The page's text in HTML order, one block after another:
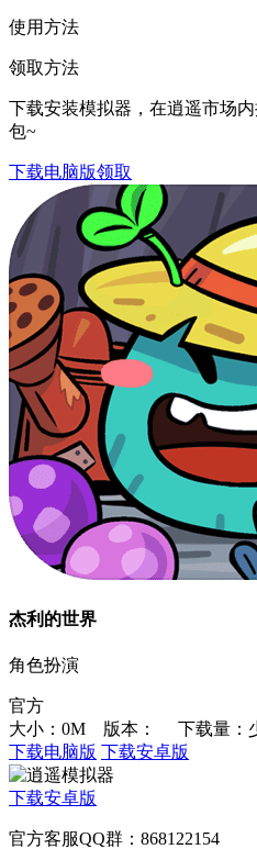
使用方法
领取方法
下载安装模拟器，在逍遥市场
包~
下载电脑版领取
杰利的世界
角色扮演
官方
大小：0M 版本：
下载量：
下载电脑版 下载安卓版
下载安卓版
官方客服QQ群：868122154